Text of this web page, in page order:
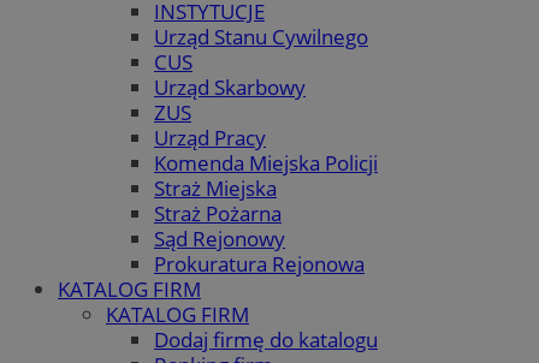
INSTYTUCJE
Urząd Stanu Cywilnego
CUS
Urząd Skarbowy
ZUS
Urząd Pracy
Komenda Miejska Policji
Straż Miejska
Straż Pożarna
Sąd Rejonowy
Prokuratura Rejonowa
KATALOG FIRM
KATALOG FIRM
Dodaj firmę do katalogu